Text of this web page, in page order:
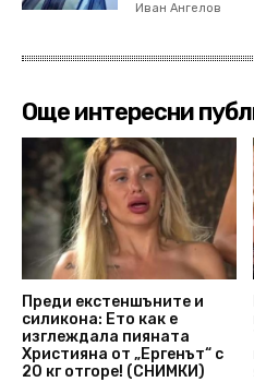
Иван Ангелов
Още интересни
Преди екстеншъните и
силикона: Ето как е
изглеждала пияната
Християна от „Ергенът“ с
20 кг отгоре! (СНИМКИ)